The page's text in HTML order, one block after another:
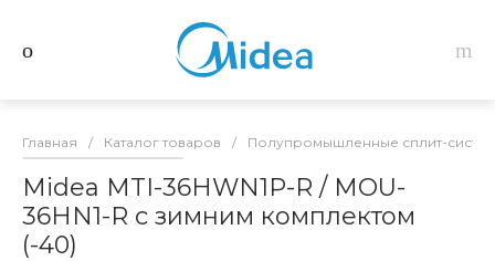
Главная / Каталог товаров / Полупромышленные сплит-
Midea MTI-36HWN1P-R / MOU-
36HN1-R с зимним комплектом
(-40)